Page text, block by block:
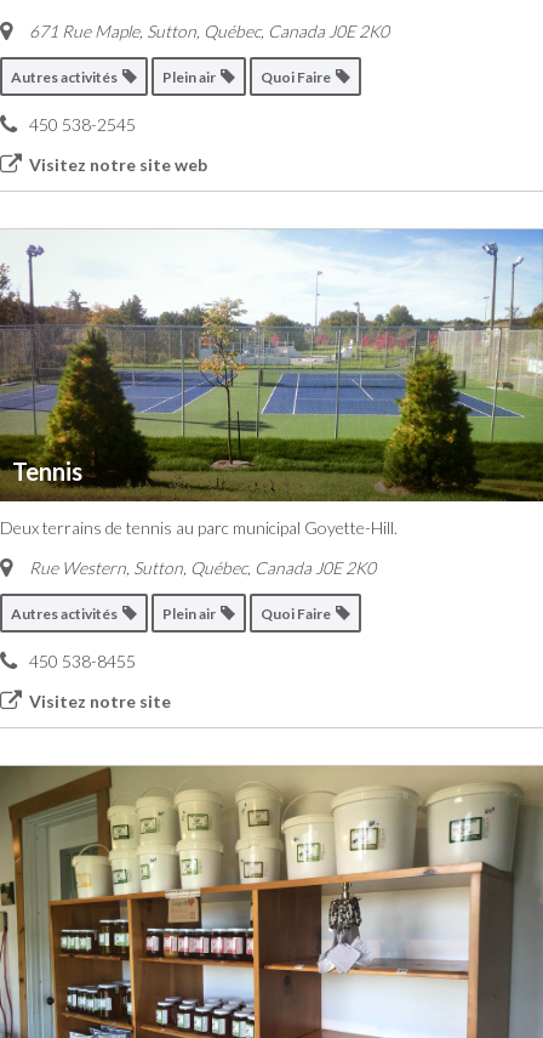
671 Rue Maple, Sutton Québec, Canada J0E 2K0
Autres activités Plein air Quoi Faire
450 538-2545
Visitez notre site web
Tennis
Deux terrains de tennis au parc municipal Goyette-Hill.
Rue Western, Sutton Québec, Canada J0E 2K0
Autres activités Plein air Quoi Faire
450 538-8455
Visitez notre site